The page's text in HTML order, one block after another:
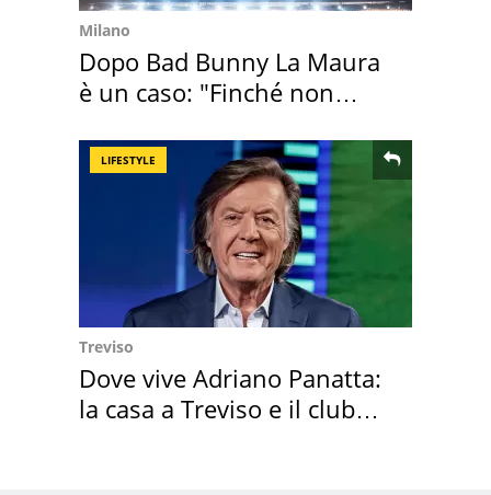
Milano
Dopo Bad Bunny La Maura
è un caso: "Finché non
LIFESTYLE
Treviso
Dove vive Adriano Panatta:
la casa a Treviso e il club